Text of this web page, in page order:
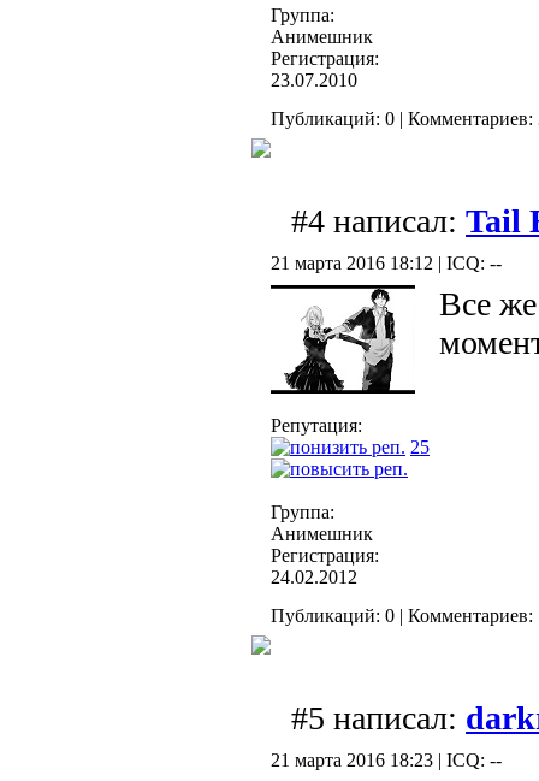
Группа:
Анимешник
Регистрация:
23.07.2010
Публикаций: 0 | Комментариев:
#4 написал: Tail
21 марта 2016 18:12 | ICQ: --
Репутация:
25
Группа:
Анимешник
Регистрация:
24.02.2012
Все
Публикаций: 0 | Комментариев:
#5 написал:
21 марта 2016 18:23 | ICQ: --